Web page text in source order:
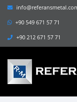
+90 549 671 57 71
+90 212 671 57 71